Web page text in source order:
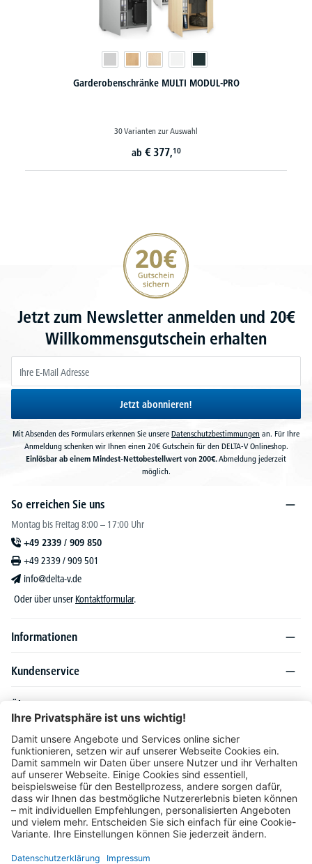
Garderobenschränke MULTI MODUL-PRO
30 Varianten zur Auswahl
ab € 377,10
20€ Gutschein sichern
Jetzt zum Newsletter anmelden und 20€
Willkommensgutschein erhalten
Jetzt abonnieren!
Mit Absenden des Formulars erkennen Sie unsere Datenschutzbestimmungen an. Für Ihre
Anmeldung schenken wir Ihnen einen 20€ Gutschein für den DELTA-V Onlineshop.
Einlösbar ab einem Mindest-Nettobestellwert von 200€.Abmeldung jederzeit
möglich.
So erreichen Sie uns
Montag bis Freitag 8:00 – 17:00 Uhr
+49 2339 / 909 850
+49 2339 / 909 501
info@delta-v.de
Oder über unser Kontaktformular.
Informationen
Kundenservice
Über DELTA-V
Produktsortiment
Ratgeber
Folgen Sie uns auch auf